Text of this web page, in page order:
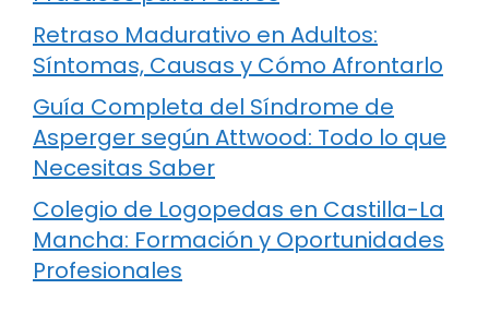
Retraso Madurativo en Adultos:
Síntomas, Causas y Cómo Afrontarlo
Guía Completa del Síndrome de
Asperger según Attwood: Todo lo que
Necesitas Saber
Colegio de Logopedas en Castilla-La
Mancha: Formación y Oportunidades
Profesionales